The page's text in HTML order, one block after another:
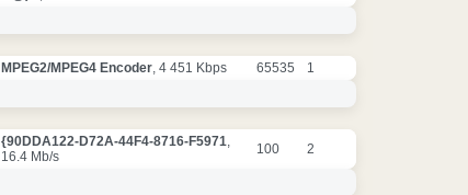
MPEG2/MPEG4 Encoder, 4 451 Kbps 65535 1
{90DDA122-D72A-44F4-8716-F5971,
16.4 Mb/s
100 2